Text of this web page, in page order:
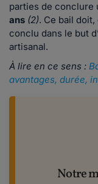
parties de conclure
ans (2). Ce bail
conclu dans le but
artisanal.
À lire en ce sens :
avantages, durée,
Notre